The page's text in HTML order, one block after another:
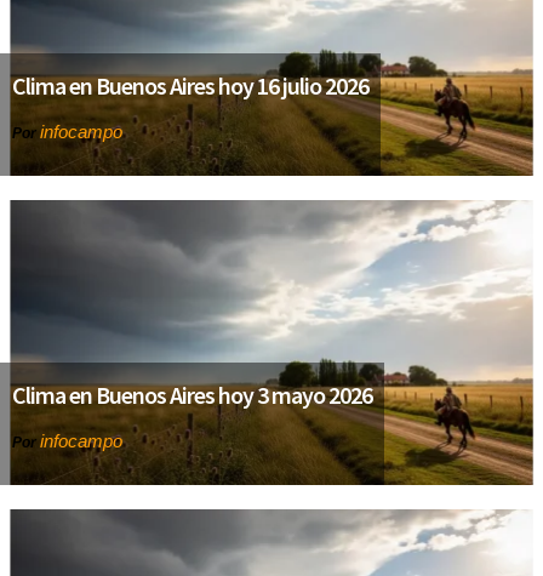
Clima en Buenos Aires hoy 16 julio 2026
Por infocampo
Clima en Buenos Aires hoy 3 mayo 2026
Por infocampo